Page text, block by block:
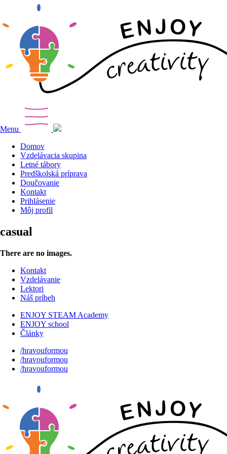
Menu
Domov
Vzdelávacia skupina
Letné tábory
Predškolská príprava
Doučovanie
Kontakt
Prihlásenie
Môj profil
casual
There are no images.
Kontakt
Vzdelávanie
Lektori
Náš príbeh
ENJOY STEAM Academy
ENJOY school
Články
/hravouformou
/hravouformou
/hravouformou